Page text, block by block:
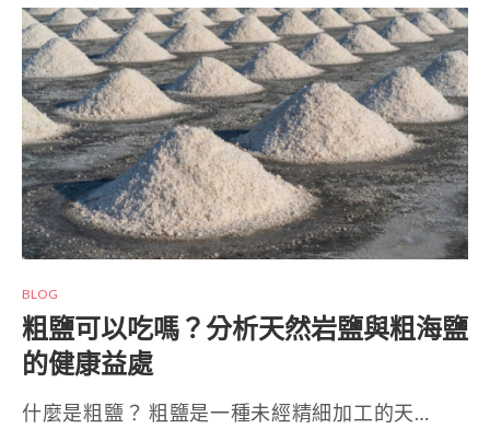
BLOG
粗鹽可以吃嗎？分析天然岩鹽與粗海鹽
的健康益處
什麼是粗鹽？ 粗鹽是一種未經精細加工的天…